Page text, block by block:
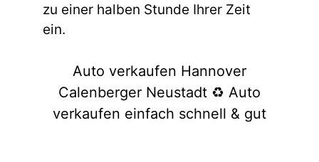
zu einer halben Stunde Ihrer Zeit
ein.
Auto verkaufen Hannover
Calenberger Neustadt ♻️ Auto
verkaufen einfach schnell & gut